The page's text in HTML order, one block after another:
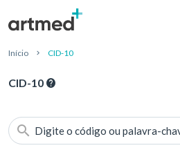
Início CID-10
CID-10
Digite o código ou palavra-